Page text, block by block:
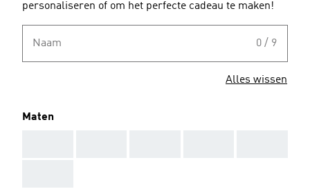
personaliseren of om het perfecte cadeau te maken!
Naam 0 / 9
Alles wissen
Maten